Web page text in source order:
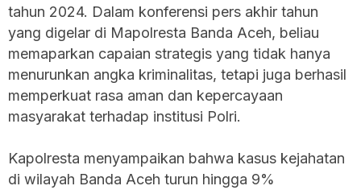
tahun 2024. Dalam konferensi pers akhir tahun
yang digelar di Mapolresta Banda Aceh, beliau
memaparkan capaian strategis yang tidak hanya
menurunkan angka kriminalitas, tetapi juga berhasil
memperkuat rasa aman dan kepercayaan
masyarakat terhadap institusi Polri.
Kapolresta menyampaikan bahwa kasus kejahatan
di wilayah Banda Aceh turun hingga 9%